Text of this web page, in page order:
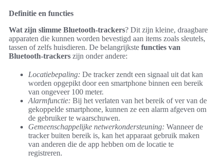
Definitie en functies
Wat zijn slimme Bluetooth-trackers? Dit zijn kleine, draagbare
apparaten die kunnen worden bevestigd aan items zoals sleutels,
tassen of zelfs huisdieren. De belangrijkste functies van
Bluetooth-trackers zijn onder andere:
Locatiebepaling: De tracker zendt een signaal uit dat kan
worden opgepikt door een smartphone binnen een bereik
van ongeveer 100 meter.
Alarmfunctie: Bij het verlaten van het bereik of ver van de
gekoppelde smartphone, kunnen ze een alarm afgeven om
de gebruiker te waarschuwen.
Gemeenschappelijke netwerkondersteuning: Wanneer de
tracker buiten bereik is, kan het apparaat gebruik maken
van anderen die de app hebben om de locatie te
registreren.